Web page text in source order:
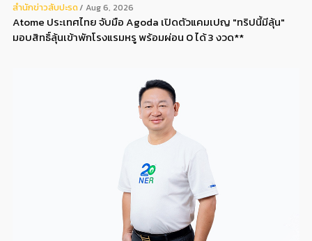
สํานักข่าวสับปะรด Aug 6, 2026
Atome ประเทศไทย จับมือ Agoda เปิดตัวแคมเปญ "ทริปนี้มีลุ้น"
มอบสิทธิ์ลุ้นเข้าพักโรงแรมหรู พร้อมผ่อน 0 ได้ 3 งวด**